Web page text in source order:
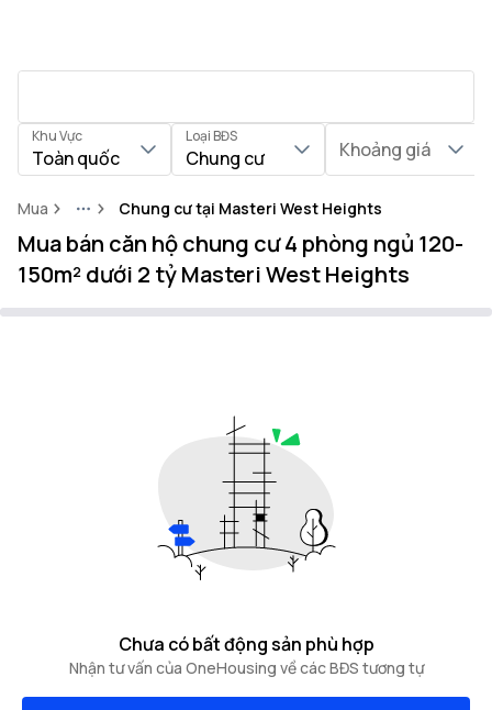
Khu Vực
Toàn quốc
Loại BĐS
Chung cư Khoảng giá
Mua MoreChung cư tại Masteri West Heights
Mua bán căn hộ chung cư 4 phòng ngủ 120-
150m² dưới 2 tỷ Masteri West Heights
Chưa có bất động sản phù hợp
Nhận tư vấn của OneHousing về các BĐS tương tự